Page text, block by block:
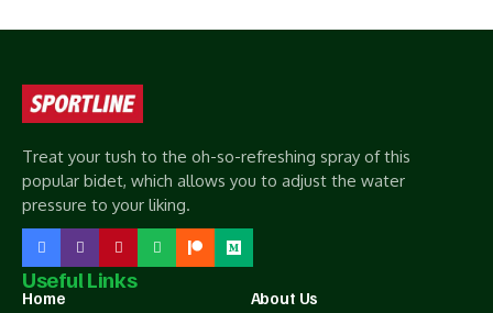
Treat your tush to the oh-so-refreshing spray of this
popular bidet, which allows you to adjust the water
pressure to your liking.
Useful Links
Home
About Us